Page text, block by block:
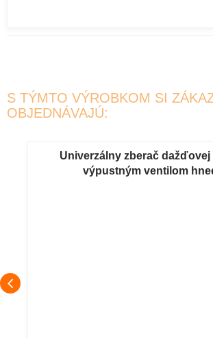
S TÝMTO VÝROBKOM SI
OBJEDNÁVAJÚ:
Univerzálny zberač dažďovej
výpustným ventilom